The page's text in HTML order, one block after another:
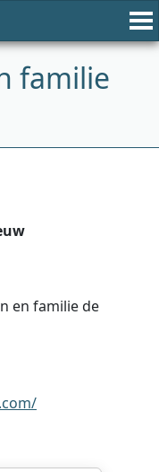
familie
en familie de